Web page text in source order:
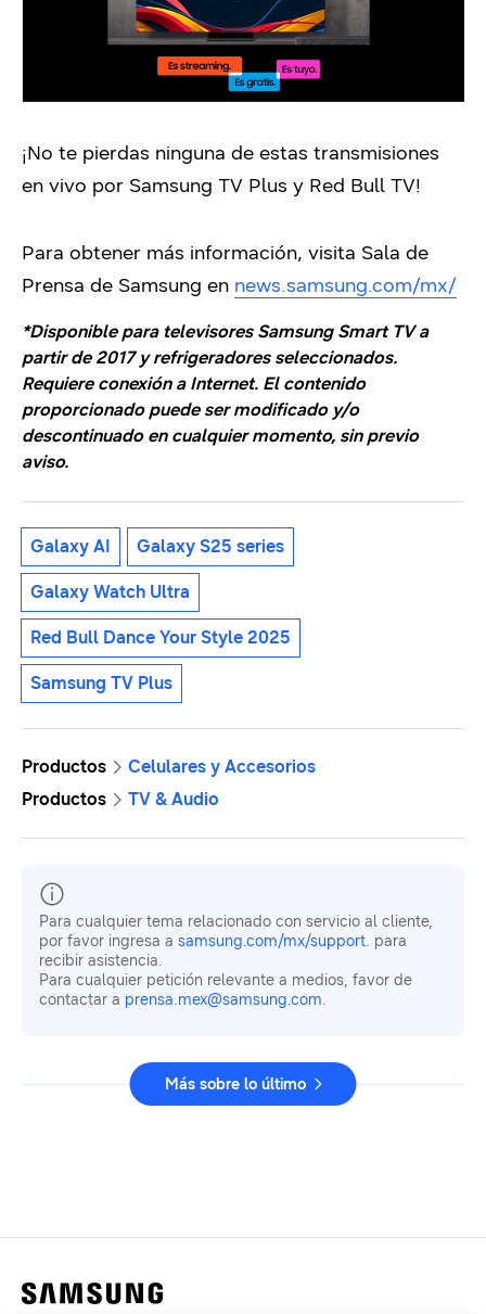
¡No te pierdas ninguna de estas transmisiones
en vivo por Samsung TV Plus y Red Bull TV!
Para obtener más información, visita Sala de
Prensa de Samsung en news.samsung.com/mx/
*Disponible para televisores Samsung Smart TV a
partir de 2017 y refrigeradores seleccionados.
Requiere conexión a Internet. El contenido
proporcionado puede ser modificado y/o
descontinuado en cualquier momento, sin previo
aviso.
Galaxy AI Galaxy S25 series
Galaxy Watch Ultra
Red Bull Dance Your Style 2025
Samsung TV Plus
Productos
Celulares y Accesorios
Productos
TV & Audio
Para cualquier tema relacionado con servicio al cliente,
por favor ingresa a samsung.com/mx/support. para
recibir asistencia.
Para cualquier petición relevante a medios, favor de
contactar a prensa.mex@samsung.com.
Más sobre lo último